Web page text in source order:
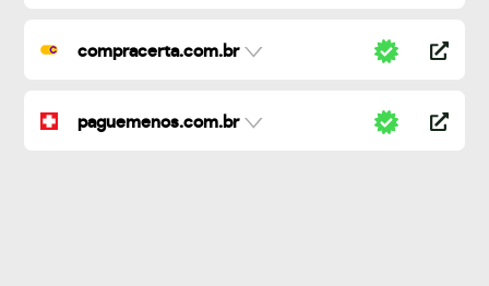
compracerta.com.br
paguemenos.com.br